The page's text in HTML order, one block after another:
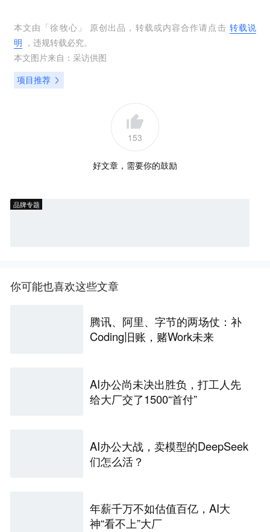
本文由「徐牧心 」 原创出品，转载或内容合作请点击 转载说
明 ，违规转载必究。
本文图片来自： 采访供图
项目推荐
153
好文章，需要你的鼓励
品牌专题
你可能也喜欢这些文章
腾讯、阿里、字节的两场仗：补
Coding旧账，赌Work未来
AI办公尚未决出胜负，打工人先
给大厂交了1500“首付”
AI办公大战，卖模型的DeepSeek
们怎么活？
年薪千万不如估值百亿，AI大
神“看不上”大厂